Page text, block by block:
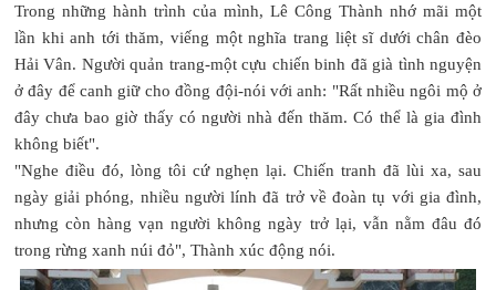
Trong những hành trình của mình, Lê Công Thành nhớ mãi một
lần khi anh tới thăm, viếng một nghĩa trang liệt sĩ dưới chân đèo
Hải Vân. Người quản trang-một cựu chiến binh đã già tình nguyện
ở đây để canh giữ cho đồng đội-nói với anh: "Rất nhiều ngôi mộ ở
đây chưa bao giờ thấy có người nhà đến thăm. Có thể là gia đình
không biết".
"Nghe điều đó, lòng tôi cứ nghẹn lại. Chiến tranh đã lùi xa, sau
ngày giải phóng, nhiều người lính đã trở về đoàn tụ với gia đình,
nhưng còn hàng vạn người không ngày trở lại, vẫn nằm đâu đó
trong rừng xanh núi đỏ", Thành xúc động nói.